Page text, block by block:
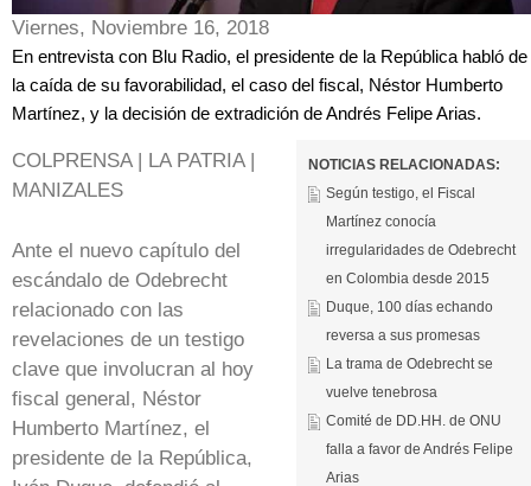
Viernes, Noviembre 16, 2018
En entrevista con Blu Radio, el presidente de la República habló de
la caída de su favorabilidad, el caso del fiscal, Néstor Humberto
Martínez, y la decisión de extradición de Andrés Felipe Arias.
NOTICIAS RELACIONADAS:
Según testigo, el Fiscal
Martínez conocía
irregularidades de Odebrecht
en Colombia desde 2015
Duque, 100 días echando
reversa a sus promesas
La trama de Odebrecht se
vuelve tenebrosa
Comité de DD.HH. de ONU
falla a favor de Andrés Felipe
Arias
COLPRENSA | LA PATRIA |
MANIZALES
Ante el nuevo capítulo del
escándalo de Odebrecht
relacionado con las
revelaciones de un testigo
clave que involucran al hoy
fiscal general, Néstor
Humberto Martínez, el
presidente de la República,